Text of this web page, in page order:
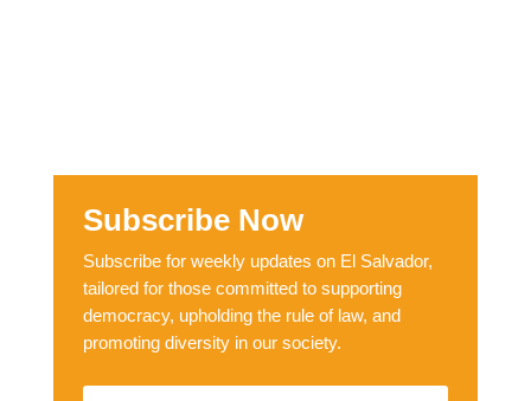
Subscribe Now
Subscribe for weekly updates on El Salvador,
tailored for those committed to supporting
democracy, upholding the rule of law, and
promoting diversity in our society.